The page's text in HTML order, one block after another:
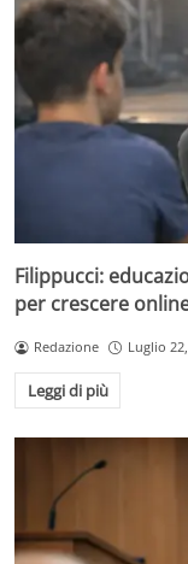
Filippucci:
per crescere
Redazione Luglio
Leggi di più